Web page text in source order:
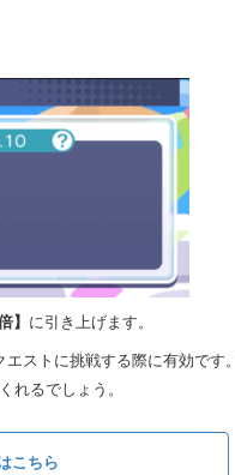
】 に引き上げます。
ストに挑戦する際に有効です
るでしょう。
こちら